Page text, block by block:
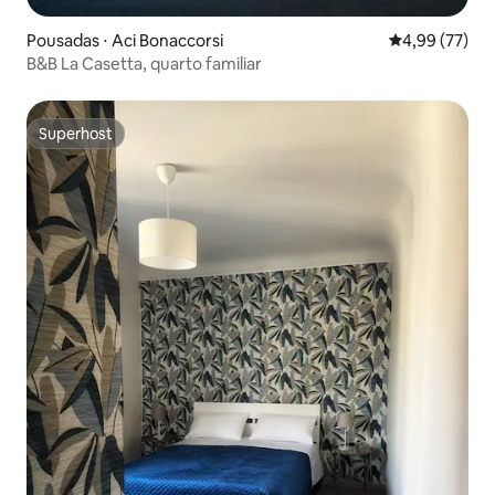
Pousadas ⋅ Aci Bonaccorsi 4,99 de uma
4,99 (77)
B&B La Casetta, quarto familiar
Superhost
Superhost